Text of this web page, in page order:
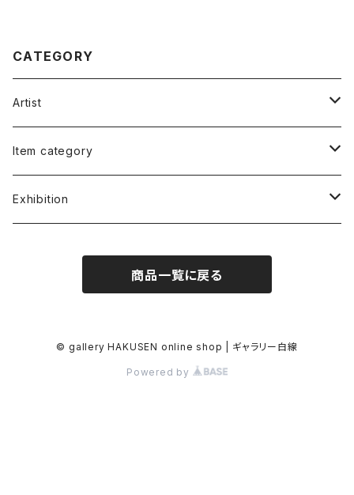
CATEGORY
Artist
福谷たかし Takashi Fukutani
小笠原 純 Jun Ogasawara
原葉太 Hara Youta
ケロッピー前田 "Keroppy" Maeda
Item category
書籍 Books
版画 Screen Print
写真 Photo
Exhibition
安部コウセイ イラスト展
小笠原純「JUN'S LIFE」
商品一覧に戻る
© gallery HAKUSEN online shop | ギャラリー白線
Powered by